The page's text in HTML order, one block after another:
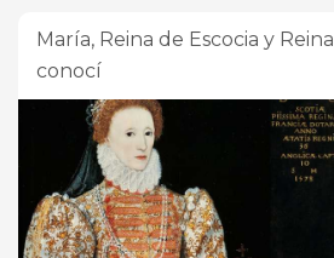
María, Reina de Escocia y
conocí